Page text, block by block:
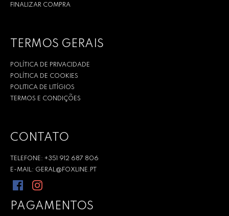
FINALIZAR COMPRA
TERMOS GERAIS
POLÍTICA DE PRIVACIDADE
POLÍTICA DE COOKIES
POLITICA DE LITÍGIOS
TERMOS E CONDIÇÕES
CONTATO
TELEFONE: +351 912 687 806
E-MAIL: GERAL@FOXLINE.PT
PAGAMENTOS